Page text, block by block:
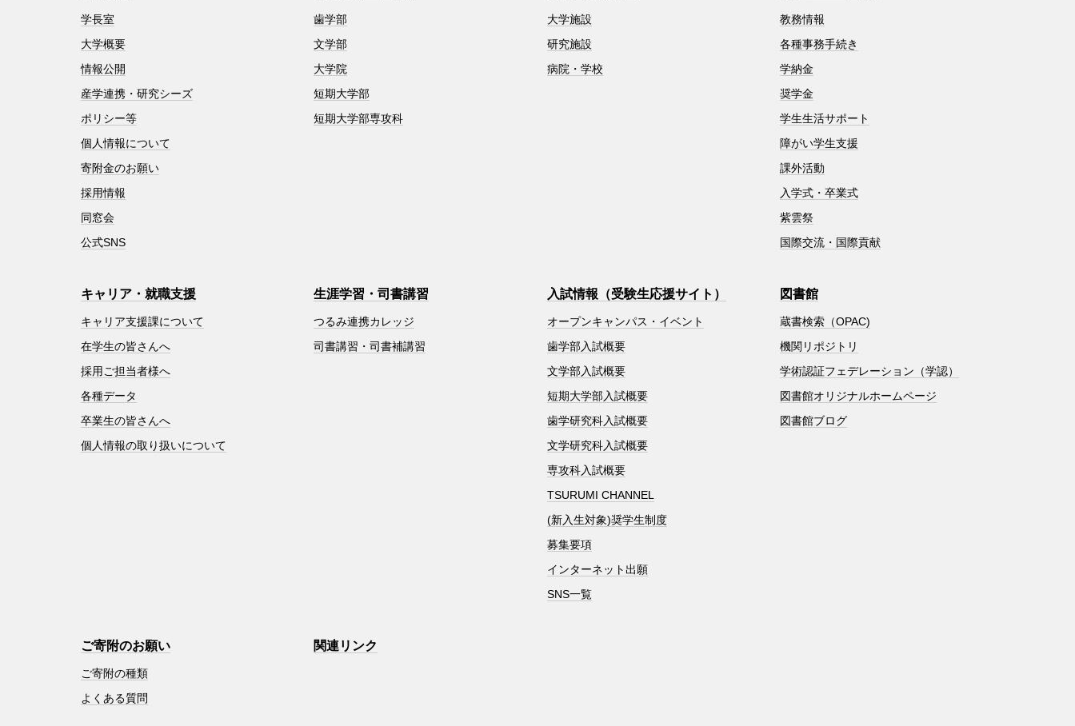
学長室
大学概要
情報公開
産学連携・研究シーズ
ポリシー等
個人情報について
寄附金のお願い
採用情報
同窓会
公式SNS
歯学部
文学部
大学院
短期大学部
短期大学部専攻科
大学施設
研究施設
病院・学校
教務情報
各種事務手続き
学納金
奨学金
学生生活サポート
障がい学生支援
課外活動
入学式・卒業式
紫雲祭
国際交流・国際貢献
キャリア・就職支援
キャリア支援課について
在学生の皆さんへ
採用ご担当者様へ
各種データ
卒業生の皆さんへ
個人情報の取り扱いについて
生涯学習・司書講習
つるみ連携カレッジ
司書講習・司書補講習
入試情報（受験生応援サイト）
オープンキャンパス・イベント
歯学部入試概要
文学部入試概要
短期大学部入試概要
歯学研究科入試概要
文学研究科入試概要
専攻科入試概要
TSURUMI CHANNEL
(新入生対象)奨学生制度
募集要項
インターネット出願
SNS一覧
図書館
蔵書検索（OPAC)
機関リポジトリ
学術認証フェデレーション（学認）
図書館オリジナルホームページ
図書館ブログ
ご寄附のお願い
ご寄附の種類
よくある質問
関連リンク